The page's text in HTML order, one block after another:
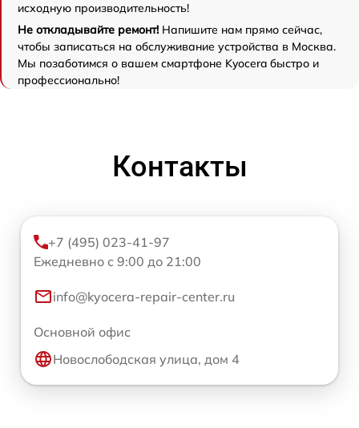
исходную производительность!
Не откладывайте ремонт! Напишите нам прямо сейчас,
чтобы записаться на обслуживание устройства в Москва.
Мы позаботимся о вашем смартфоне Kyocera быстро и
профессионально!
Контакты
+7 (495) 023-41-97
Ежедневно с 9:00 до 21:00
info@kyocera-repair-center.ru
Основной офис
Новослободская улица, дом 4